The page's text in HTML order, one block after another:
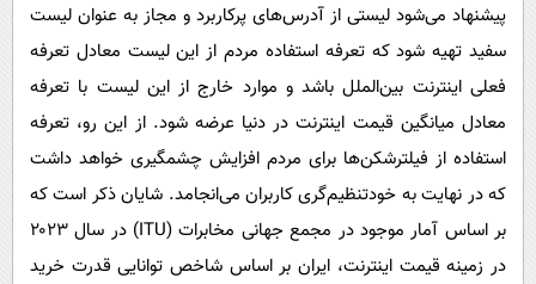
پیشنهاد می‌شود لیستی از آدرس‌های پرکاربرد و مجاز به عنوان لیست
سفید تهیه شود که تعرفه استفاده مردم از این لیست معادل تعرفه
فعلی اینترنت بین‌الملل باشد و موارد خارج از این لیست با تعرفه
معادل میانگین قیمت اینترنت در دنیا عرضه شود. از این رو، تعرفه
استفاده از فیلترشکن‌ها برای مردم افزایش چشمگیری خواهد داشت
که در نهایت به خودتنظیم‌گری کاربران می‌انجامد. شایان ذکر است که
بر اساس آمار موجود در مجمع جهانی مخابرات (ITU) در سال ۲۰۲۳
در زمینه قیمت اینترنت، ایران بر اساس شاخص توانایی قدرت خرید